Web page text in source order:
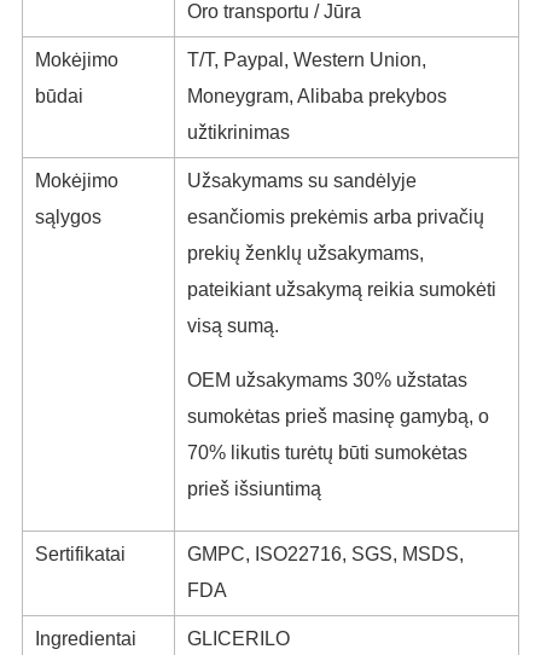
Oro transportu / Jūra
Mokėjimo
būdai
T/T, Paypal, Western Union,
Moneygram, Alibaba prekybos
užtikrinimas
Mokėjimo
sąlygos
Užsakymams su sandėlyje
esančiomis prekėmis arba privačių
prekių ženklų užsakymams,
pateikiant užsakymą reikia sumokėti
visą sumą.
OEM užsakymams 30% užstatas
sumokėtas prieš masinę gamybą, o
70% likutis turėtų būti sumokėtas
prieš išsiuntimą
Sertifikatai
GMPC, ISO22716, SGS, MSDS,
FDA
Ingredientai
GLICERILO